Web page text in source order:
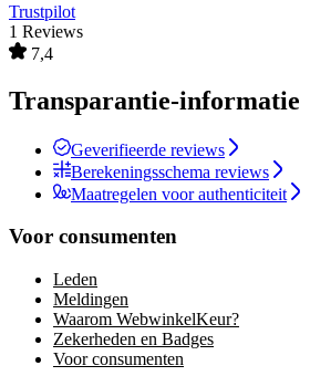
Trustpilot
1 Reviews
7,4
Transparantie-informatie
Geverifieerde reviews
Berekeningsschema reviews
Maatregelen voor authenticiteit
Voor consumenten
Leden
Meldingen
Waarom WebwinkelKeur?
Zekerheden en Badges
Voor consumenten